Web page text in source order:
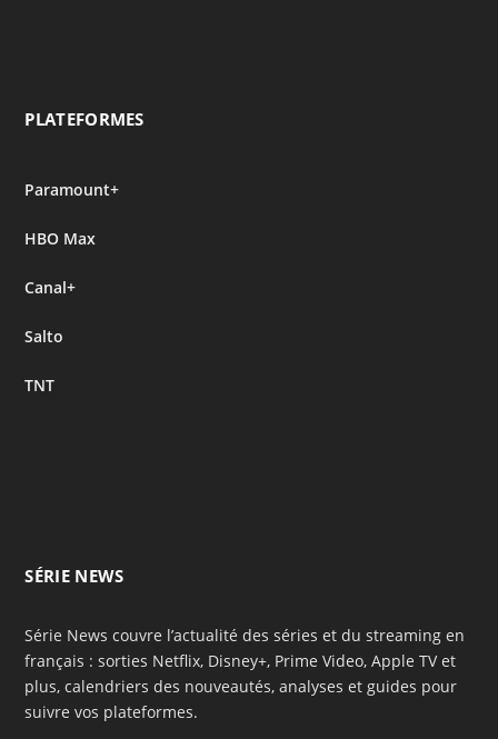
PLATEFORMES
Paramount+
HBO Max
Canal+
Salto
TNT
SÉRIE NEWS
Série News couvre l’actualité des séries et du streaming en
français : sorties Netflix, Disney+, Prime Video, Apple TV et
plus, calendriers des nouveautés, analyses et guides pour
suivre vos plateformes.